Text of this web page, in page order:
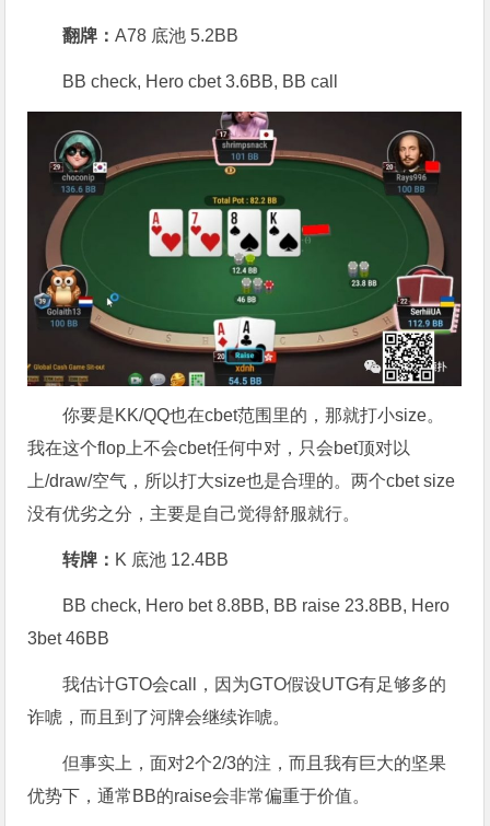
翻牌：A78 底池 5.2BB
BB check, Hero cbet 3.6BB, BB call
你要是KK/QQ也在cbet范围里的，那就打小size。
我在这个flop上不会cbet任何中对，只会bet顶对以
上/draw/空气，所以打大size也是合理的。两个cbet size
没有优劣之分，主要是自己觉得舒服就行。
转牌： K 底池 12.4BB
BB check, Hero bet 8.8BB, BB raise 23.8BB, Hero
3bet 46BB
我估计GTO会call，因为GTO假设UTG有足够多的
诈唬，而且到了河牌会继续诈唬。
但事实上，面对2个2/3的注，而且我有巨大的坚果
优势下，通常BB的raise会非常偏重于价值。